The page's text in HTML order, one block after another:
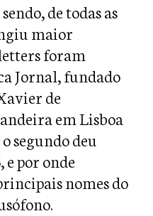
de todas as
maior
foram
Jornal, fundado
de
em Lisboa
segundo deu
e por onde
nomes do